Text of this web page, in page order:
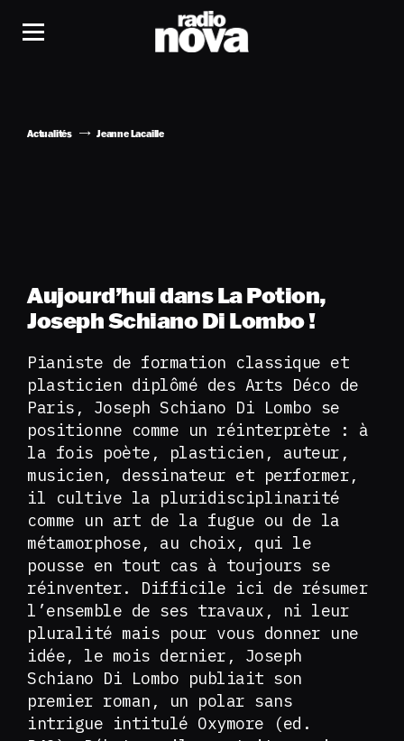
Actualités Jeanne Lacaille
Aujourd’hui dans La Potion,
Joseph Schiano Di Lombo !
Pianiste de formation classique et
plasticien diplômé des Arts Déco de
Paris, Joseph Schiano Di Lombo se
positionne comme un réinterprète : à
la fois poète, plasticien, auteur,
musicien, dessinateur et performer,
il cultive la pluridisciplinarité
comme un art de la fugue ou de la
métamorphose, au choix, qui le
pousse en tout cas à toujours se
réinventer. Difficile ici de résumer
l’ensemble de ses travaux, ni leur
pluralité mais pour vous donner une
idée, le mois dernier, Joseph
Schiano Di Lombo publiait son
premier roman, un polar sans
intrigue intitulé Oxymore (ed.